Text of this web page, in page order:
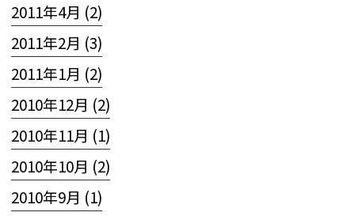
2011年4月 (2)
2011年2月 (3)
2011年1月 (2)
2010年12月 (2)
2010年11月 (1)
2010年10月 (2)
2010年9月 (1)